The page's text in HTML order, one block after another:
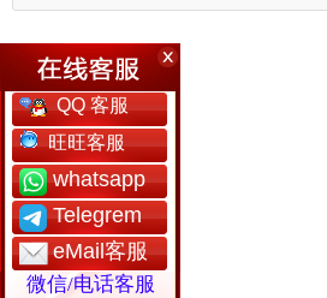
QQ 客服
旺旺客服
whatsapp
Telegrem
eMail客服
微信/电话客服